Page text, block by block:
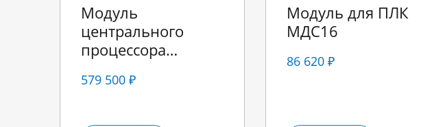
Модуль
центрального
процессора
МЦП
579 500 ₽
Модуль для ПЛК
МДС16
86 620 ₽